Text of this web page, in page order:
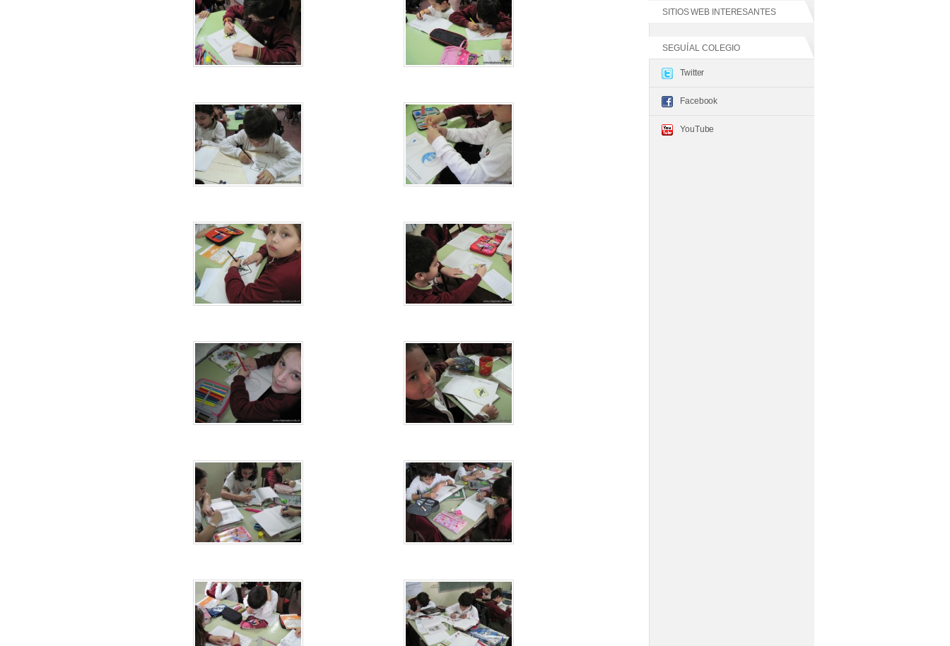
SITIOS WEB INTERESANTES
SEGUÍ AL COLEGIO
Twitter
Facebook
YouTube